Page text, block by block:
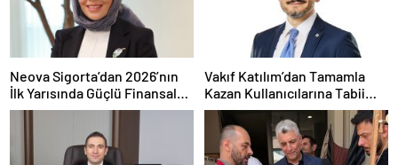
Neova Sigorta’dan 2026’nın
İlk Yarısında Güçlü Finansal
Performans
Vakıf Katılım’dan Tamamla
Kazan Kullanıcılarına Tabii
Premium Fırsatı